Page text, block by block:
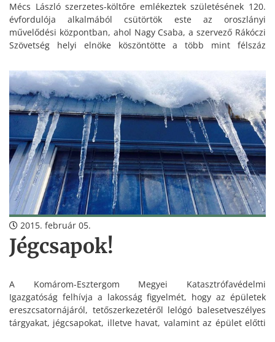
Mécs László szerzetes-költőre emlékeztek születésének 120.
évfordulója alkalmából csütörtök este az oroszlányi
művelődési központban, ahol Nagy Csaba, a szervező Rákóczi
Szövetség helyi elnöke köszöntötte a több mint félszáz
Gábor alpolgármestert.
2015. február 05.
Jégcsapok!
A Komárom-Esztergom Megyei Katasztrófavédelmi
Igazgatóság felhívja a lakosság figyelmét, hogy az épületek
ereszcsatornájáról, tetőszerkezetéről lelógó balesetveszélyes
tárgyakat, jégcsapokat, illetve havat, valamint az épület előtti